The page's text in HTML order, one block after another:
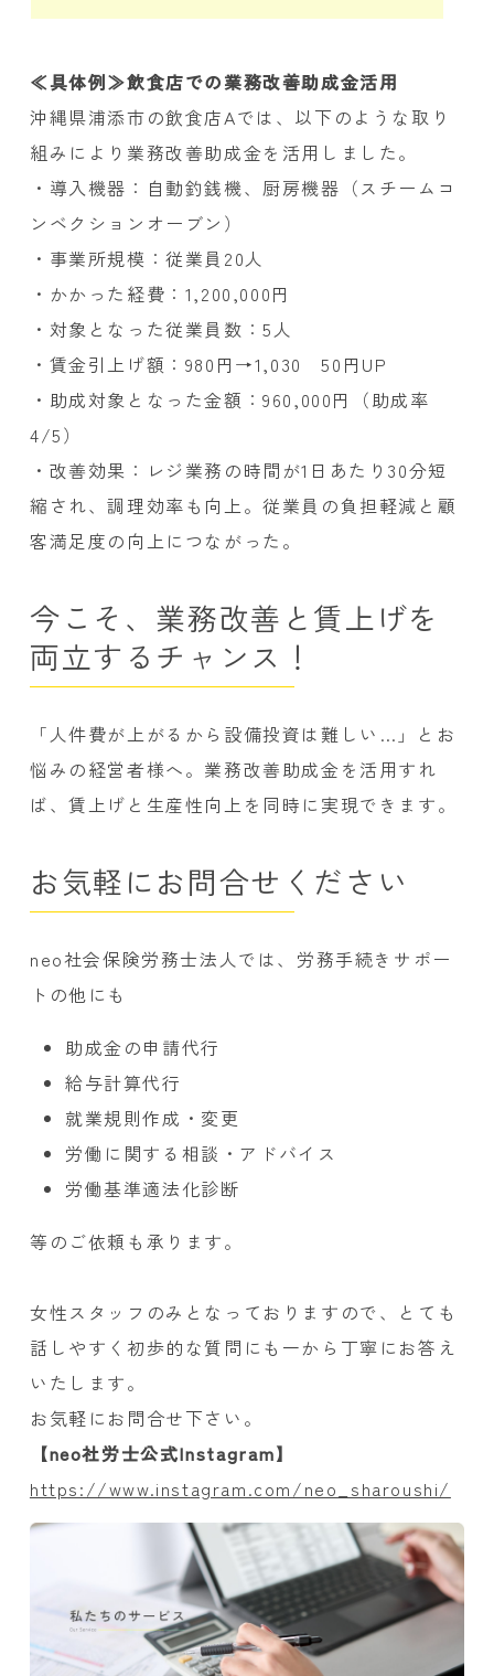
≪具体例≫飲食店での業務改善助成金活用
沖縄県浦添市の飲食店Aでは、以下のような取り
組みにより業務改善助成金を活用しました。
・導入機器：自動釣銭機、厨房機器（スチームコ
ンベクションオーブン）
・事業所規模：従業員20人
・かかった経費：1,200,000円
・対象となった従業員数：5人
・賃金引上げ額：980円→1,030 50円UP
・助成対象となった金額：960,000円（助成率
4/5）
・改善効果：レジ業務の時間が1日あたり30分短
縮され、調理効率も向上。従業員の負担軽減と顧
客満足度の向上につながった。
今こそ、業務改善と賃上げを
両立するチャンス！
「人件費が上がるから設備投資は難しい…」とお
悩みの経営者様へ。業務改善助成金を活用すれ
ば、賃上げと生産性向上を同時に実現できます。
お気軽にお問合せください
neo社会保険労務士法人では、労務手続きサポー
トの他にも
助成金の申請代行
給与計算代行
就業規則作成・変更
労働に関する相談・アドバイス
労働基準適法化診断
等のご依頼も承ります。
女性スタッフのみとなっておりますので、とても
話しやすく初歩的な質問にも一から丁寧にお答え
いたします。
お気軽にお問合せ下さい。
【neo社労士公式Instagram】
https://www.instagram.com/neo_sharoushi/